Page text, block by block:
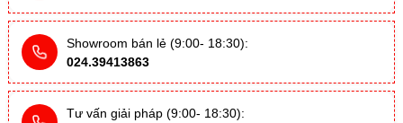
Showroom bán lẻ (9:00- 18:30):
024.39413863
Tư vấn giải pháp (9:00- 18:30):